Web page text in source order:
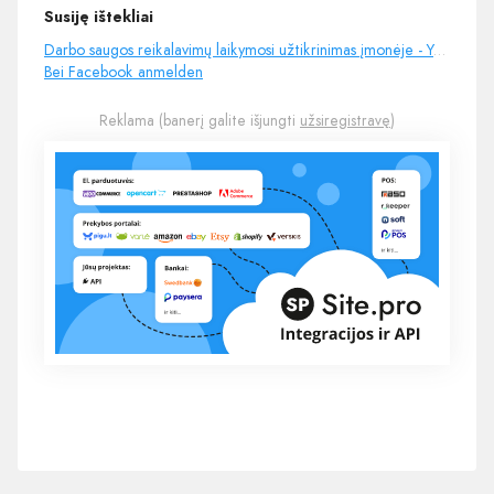
Susiję ištekliai
Darbo saugos reikalavimų laikymosi užtikrinimas įmonėje - YouTube
Bei Facebook anmelden
Reklama (banerį galite išjungti užsiregistravę)